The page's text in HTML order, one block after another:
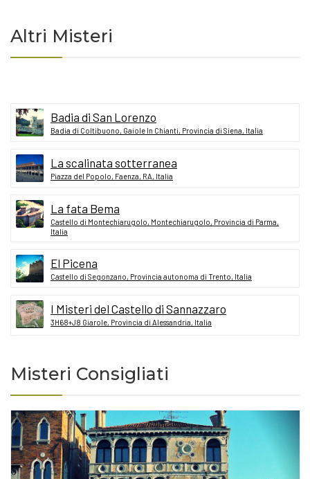
Altri Misteri
Badia di San Lorenzo
Badia di Coltibuono, Gaiole In Chianti, Provincia di Siena, Italia
La scalinata sotterranea
Piazza del Popolo, Faenza, RA, Italia
La fata Bema
Castello di Montechiarugolo, Montechiarugolo, Provincia di Parma,
Italia
El Picena
Castello di Segonzano, Provincia autonoma di Trento, Italia
I Misteri del Castello di Sannazzaro
3H68+J8 Giarole, Provincia di Alessandria, Italia
Misteri Consigliati